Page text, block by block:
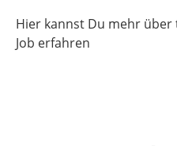
Hier kannst Du mehr
Job erfahren